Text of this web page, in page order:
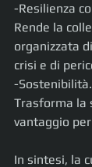
-Resilienza
Rende la
organizzata
crisi e di
-Sostenibilità.
Trasforma la
vantaggio
In sintesi, la